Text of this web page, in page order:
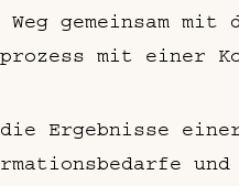
Weg gemeinsam
mit einer
Ergebnisse